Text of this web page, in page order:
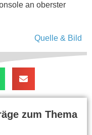
an oberster
Quelle & Bild
zum Thema